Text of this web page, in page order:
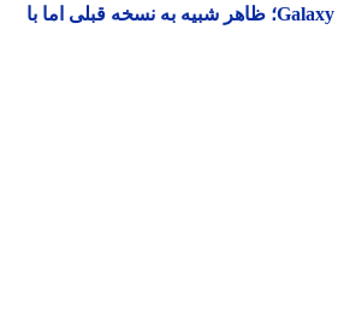
بررسی گوشی Galaxy Z Flip8؛ ظاهر شبیه به نسخه قبلی اما با